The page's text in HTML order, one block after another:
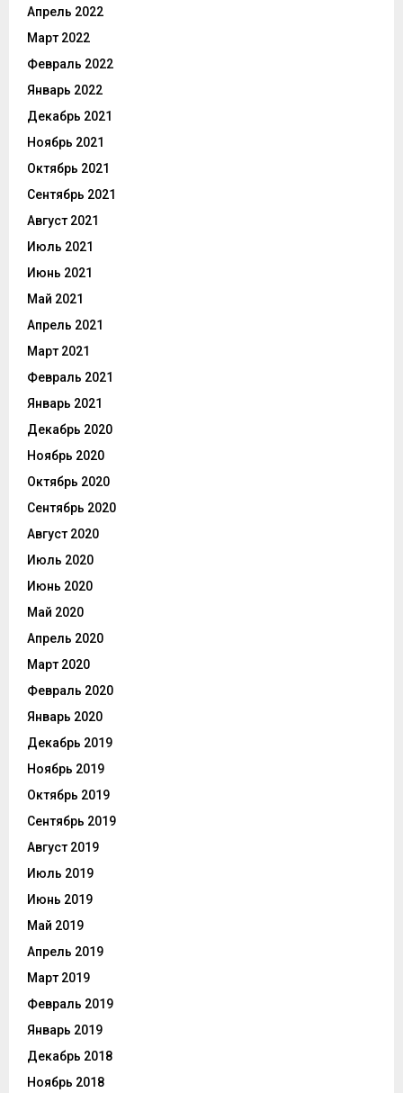
Апрель 2022
Март 2022
Февраль 2022
Январь 2022
Декабрь 2021
Ноябрь 2021
Октябрь 2021
Сентябрь 2021
Август 2021
Июль 2021
Июнь 2021
Май 2021
Апрель 2021
Март 2021
Февраль 2021
Январь 2021
Декабрь 2020
Ноябрь 2020
Октябрь 2020
Сентябрь 2020
Август 2020
Июль 2020
Июнь 2020
Май 2020
Апрель 2020
Март 2020
Февраль 2020
Январь 2020
Декабрь 2019
Ноябрь 2019
Октябрь 2019
Сентябрь 2019
Август 2019
Июль 2019
Июнь 2019
Май 2019
Апрель 2019
Март 2019
Февраль 2019
Январь 2019
Декабрь 2018
Ноябрь 2018